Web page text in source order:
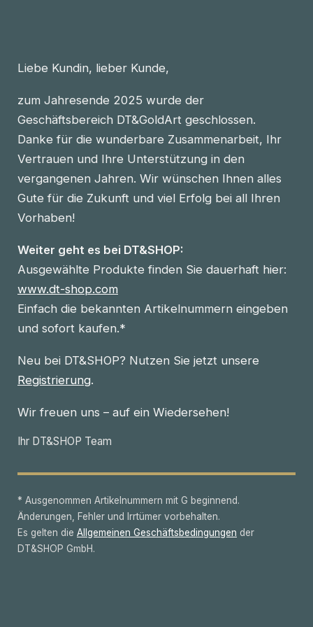
Liebe Kundin, lieber Kunde,
zum Jahresende 2025 wurde der
Geschäftsbereich DT&GoldArt geschlossen.
Danke für die wunderbare Zusammenarbeit, Ihr
Vertrauen und Ihre Unterstützung in den
vergangenen Jahren. Wir wünschen Ihnen alles
Gute für die Zukunft und viel Erfolg bei all Ihren
Vorhaben!
Weiter geht es bei DT&SHOP:
Ausgewählte Produkte finden Sie dauerhaft hier:
www.dt-shop.com
Einfach die bekannten Artikelnummern eingeben
und sofort kaufen.*
Neu bei DT&SHOP? Nutzen Sie jetzt unsere
Registrierung.
Wir freuen uns – auf ein Wiedersehen!
Ihr DT&SHOP Team
* Ausgenommen Artikelnummern mit G beginnend.
Änderungen, Fehler und Irrtümer vorbehalten.
Es gelten die Allgemeinen Geschäftsbedingungen der
DT&SHOP GmbH.